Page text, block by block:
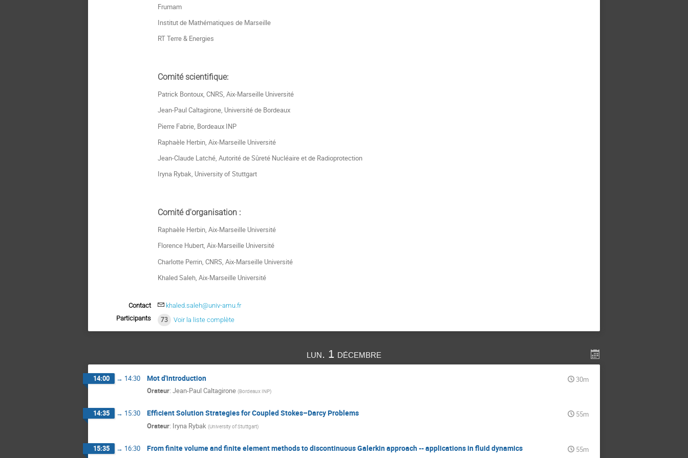
Frumam
Institut de Mathématiques de Marseille
RT Terre & Energies
Comité scientifique:
Patrick Bontoux, CNRS, Aix-Marseille Université
Jean-Paul Caltagirone, Université de Bordeaux
Pierre Fabrie, Bordeaux INP
Raphaèle Herbin, Aix-Marseille Université
Jean-Claude Latché, Autorité de Sûreté Nucléaire et de Radioprotection
Iryna Rybak, University of Stuttgart
Comité d'organisation :
Raphaèle Herbin, Aix-Marseille Université
Florence Hubert, Aix-Marseille Université
Charlotte Perrin, CNRS, Aix-Marseille Université
Khaled Saleh, Aix-Marseille Université
Contact
khaled.saleh@univ-amu.fr
Participants
73 Voir la liste complète
lun. 1 décembre
14:00 → 14:30 Mot d'introduction
30m
Orateur: Jean-Paul Caltagirone (Bordeaux INP)
14:35 → 15:30 Efficient Solution Strategies for Coupled Stokes–Darcy Problems
55m
Orateur: Iryna Rybak (University of Stuttgart)
15:35 → 16:30 From finite volume and finite element methods to discontinuous Galerkin approach -- applications in fluid dynamics
55m